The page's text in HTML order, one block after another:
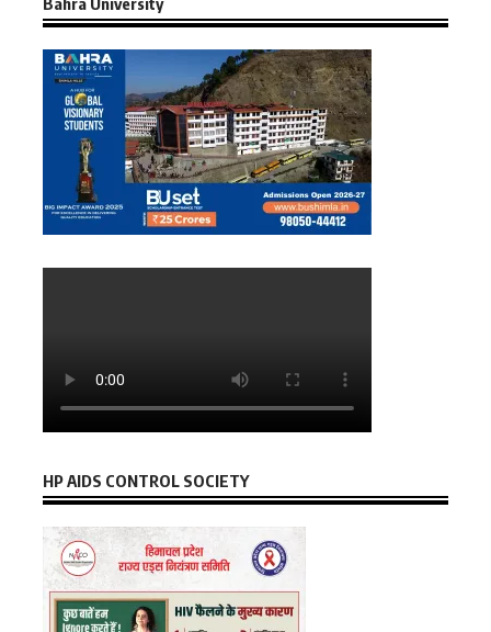
HP AIDS CONTROL SOCIETY